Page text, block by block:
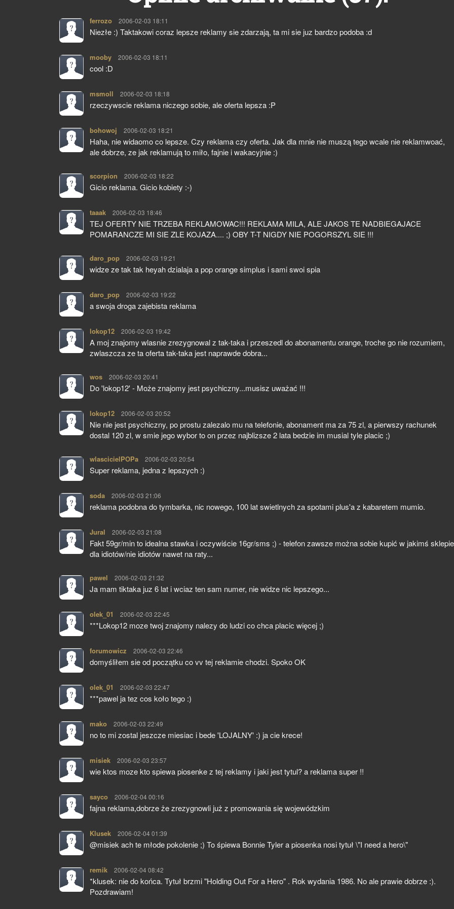
ferrozo pisze:
2006-02-03 18:11
Niezłe :) Taktakowi coraz lepsze reklamy sie zdarzają, ta mi sie juz bardzo podoba :d
mooby pisze:
2006-02-03 18:11
cool :D
msmoll pisze:
2006-02-03 18:18
rzeczywscie reklama niczego sobie, ale oferta lepsza :P
bohowoj pisze:
2006-02-03 18:21
Haha, nie widaomo co lepsze. Czy reklama czy oferta. Jak dla mnie nie muszą tego wcale nie reklamwoać,
ale dobrze, ze jak reklamują to miło, fajnie i wakacyjnie :)
scorpion pisze:
2006-02-03 18:22
Gicio reklama. Gicio kobiety :-)
taaak pisze:
2006-02-03 18:46
TEJ OFERTY NIE TRZEBA REKLAMOWAC!!! REKLAMA MILA, ALE JAKOS TE NADBIEGAJACE
POMARANCZE MI SIE ZLE KOJAZA.... ;) OBY T-T NIGDY NIE POGORSZYL SIE !!!
daro_pop pisze:
2006-02-03 19:21
widze ze tak tak heyah dzialaja a pop orange simplus i sami swoi spia
daro_pop pisze:
2006-02-03 19:22
a swoja droga zajebista reklama
lokop12 pisze:
2006-02-03 19:42
A moj znajomy wlasnie zrezygnowal z tak-taka i przeszedl do abonamentu orange, troche go nie rozumiem,
zwlaszcza ze ta oferta tak-taka jest naprawde dobra...
wos pisze:
2006-02-03 20:41
Do 'lokop12' - Może znajomy jest psychiczny...musisz uważać !!!
lokop12 pisze:
2006-02-03 20:52
Nie nie jest psychiczny, po prostu zalezalo mu na telefonie, abonament ma za 75 zl, a pierwszy rachunek
dostal 120 zl, w smie jego wybor to on przez najblizsze 2 lata bedzie im musial tyle placic ;)
wlascicielPOPa pisze:
2006-02-03 20:54
Super reklama, jedna z lepszych :)
soda pisze:
2006-02-03 21:06
reklama podobna do tymbarka, nic nowego, 100 lat swietlnych za spotami plus'a z kabaretem mumio.
Jural pisze:
2006-02-03 21:08
Fakt 59gr/min to idealna stawka i oczywiście 16gr/sms ;) - telefon zawsze można sobie kupić w jakimś sklepie
dla idiotów/nie idiotów nawet na raty...
pawel pisze:
2006-02-03 21:32
Ja mam tiktaka juz 6 lat i wciaz ten sam numer, nie widze nic lepszego...
olek_01 pisze:
2006-02-03 22:45
***Lokop12 moze twoj znajomy nalezy do ludzi co chca placic więcej ;)
forumowicz pisze:
2006-02-03 22:46
domyśliłem sie od początku co vv tej reklamie chodzi. Spoko OK
olek_01 pisze:
2006-02-03 22:47
***pawel ja tez cos koło tego :)
mako pisze:
2006-02-03 22:49
no to mi zostal jeszcze miesiac i bede 'LOJALNY' :) ja cie krece!
misiek pisze:
2006-02-03 23:57
wie ktos moze kto spiewa piosenke z tej reklamy i jaki jest tytul? a reklama super !!
sayco pisze:
2006-02-04 00:16
fajna reklama,dobrze że zrezygnowli już z promowania się wojewódzkim
Klusek pisze:
2006-02-04 01:39
@misiek ach te młode pokolenie ;) To śpiewa Bonnie Tyler a piosenka nosi tytuł \"I need a hero\"
remik pisze:
2006-02-04 08:42
*klusek: nie do końca. Tytuł brzmi "Holding Out For a Hero" . Rok wydania 1986. No ale prawie dobrze :).
Pozdrawiam!